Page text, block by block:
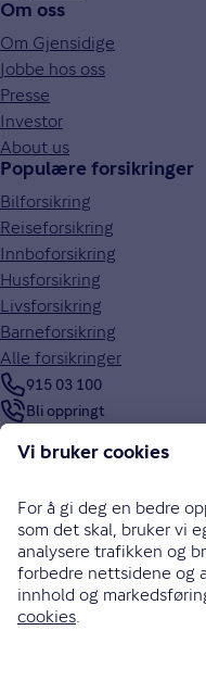
Om oss
Om Gjensidige
Jobbe hos oss
Presse
Investor
About us
Populære forsikringer
Bilforsikring
Reiseforsikring
Innboforsikring
Husforsikring
Livsforsikring
Barneforsikring
Alle forsikringer
915 03 100
Bli oppringt
LinkedIn
Endre cookieinnstillinger
Informasjonskapsler (cookies)
Personvern og sikkerhet
Vilkår for bruk av nettsidene